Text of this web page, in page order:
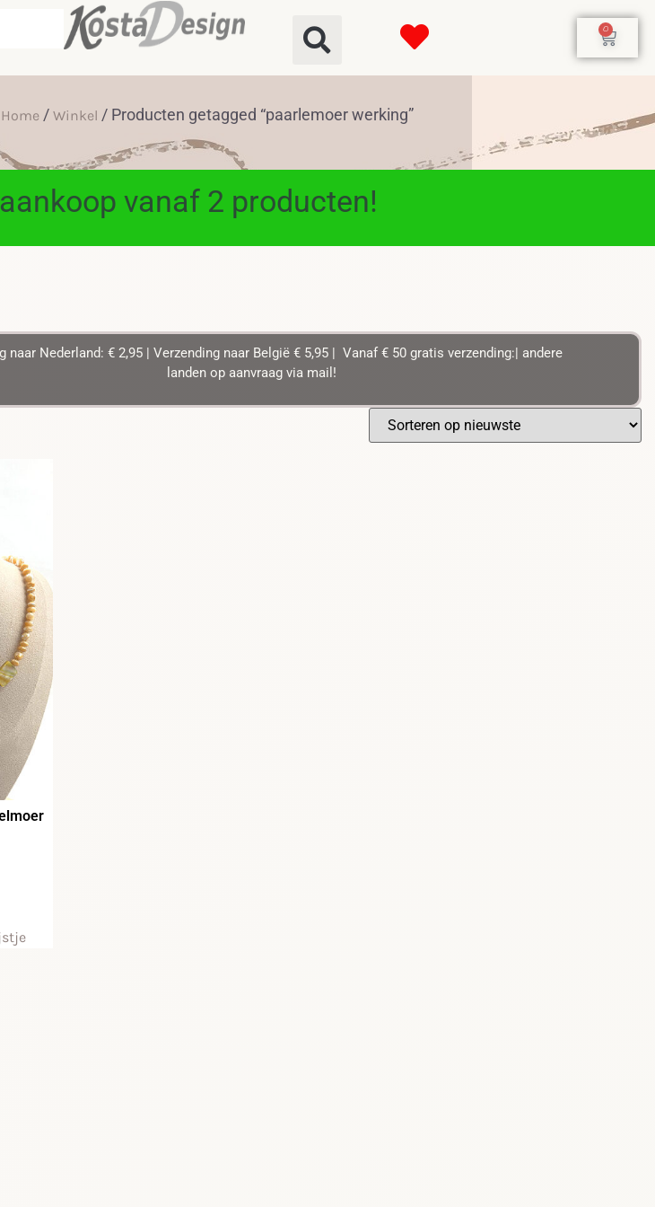
0
Home / Winkel / Producten getagged “paarlemoer werking”
vanaf 2 producten!
naar Nederland: € 2,95 | Verzending naar België € 5,95 | Vanaf € 50 gratis verzending:| andere
landen op aanvraag via mail!